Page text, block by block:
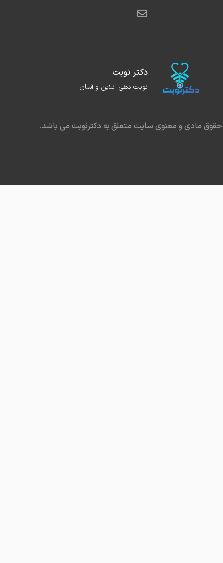
دکتر نوبت
نوبت دهی آنلاین و آسان
مادی و معنوی سایت متعلق به دکترنوبت می باشد.